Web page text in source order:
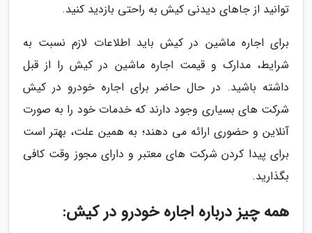
توانید از جاهای دیدنی کیش به راحتی بازدید کنید.
برای اجاره ماشین در کیش باید اطلاعات لازم نسبت به
شرایط، مدارک و قیمت اجاره ماشین در کیش را از قبل
داشته باشید. در حال حاضر برای اجاره خودرو در کیش
شرکت های بسیاری وجود دارند که خدمات خود را به صورت
آنلاین و حضوری ارائه می دهند؛ به همین علت، بهتر است
برای پیدا کردن شرکت های معتبر و دارای مجوز وقت کافی
بگذارید.
همه چیز درباره اجاره خودرو در کیش: